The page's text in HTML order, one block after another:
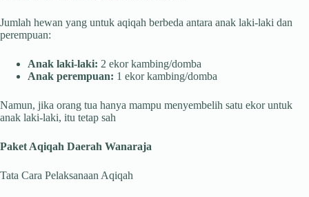
Jumlah hewan yang untuk aqiqah berbeda antara anak laki-laki dan
perempuan:
Anak laki-laki: 2 ekor kambing/domba
Anak perempuan: 1 ekor kambing/domba
Namun, jika orang tua hanya mampu menyembelih satu ekor untuk
anak laki-laki, itu tetap sah
Paket Aqiqah Daerah Wanaraja
Tata Cara Pelaksanaan Aqiqah